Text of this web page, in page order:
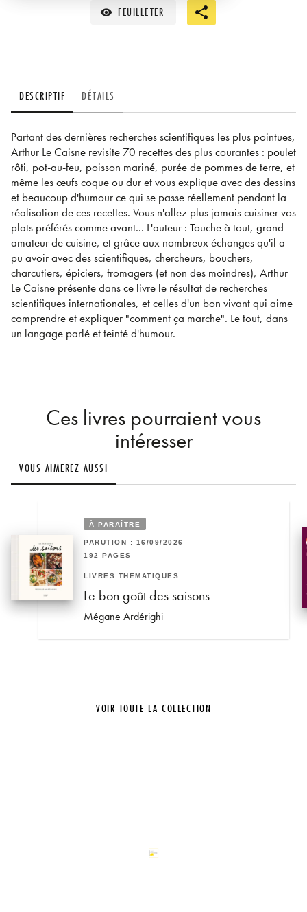
visibility FEUILLETER
DESCRIPTIF DÉTAILS
Partant des dernières recherches scientifiques les plus pointues,
Arthur Le Caisne revisite 70 recettes des plus courantes : poulet
rôti, pot-au-feu, poisson mariné, purée de pommes de terre, et
même les œufs coque ou dur et vous explique avec des dessins
et beaucoup d'humour ce qui se passe réellement pendant la
réalisation de ces recettes. Vous n'allez plus jamais cuisiner vos
plats préférés comme avant... L'auteur : Touche à tout, grand
amateur de cuisine, et grâce aux nombreux échanges qu'il a
pu avoir avec des scientifiques, chercheurs, bouchers,
charcutiers, épiciers, fromagers (et non des moindres), Arthur
Le Caisne présente dans ce livre le résultat de recherches
scientifiques internationales, et celles d'un bon vivant qui aime
comprendre et expliquer "comment ça marche". Le tout, dans
un langage parlé et teinté d'humour.
Ces livres pourraient vous
intéresser
VOUS AIMEREZ AUSSI
À PARAÎTRE
PARUTION : 16/09/2026
192 PAGES
LIVRES THÉMATIQUES
Le bon goût des saisons
Mégane Ardérighi
VOIR TOUTE LA COLLECTION